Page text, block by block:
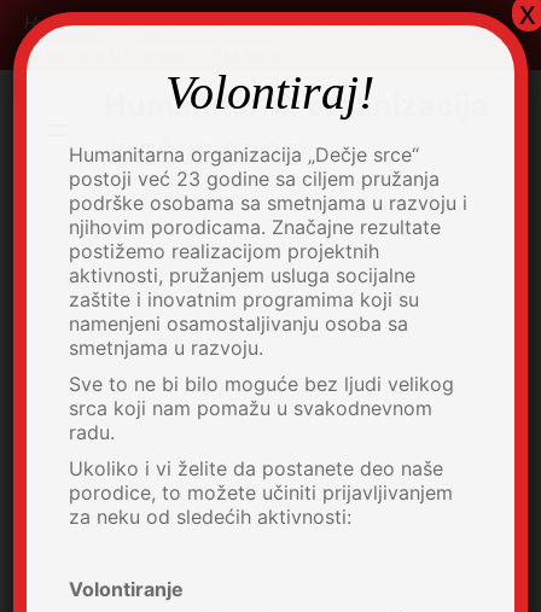
Skip
to
content
Humanitarna organizacija za pružanje podrške osobama sa
smetnjama u mentalnom razvoju.
Humanitarna organizacija
"DEČJE SRCE"
Volontiraj!
Humanitarna organizacija „Dečje srce“
postoji već 23 godine sa ciljem pružanja
podrške osobama sa smetnjama u razvoju i
njihovim porodicama. Značajne rezultate
postižemo realizacijom projektnih
aktivnosti, pružanjem usluga socijalne
zaštite i inovatnim programima koji su
namenjeni osamostaljivanju osoba sa
smetnjama u razvoju.
Sve to ne bi bilo moguće bez ljudi velikog
srca koji nam pomažu u svakodnevnom
radu.
Ukoliko i vi želite da postanete deo naše
porodice, to možete učiniti prijavljivanjem
za neku od sledećih aktivnosti:
Volontiranje
x